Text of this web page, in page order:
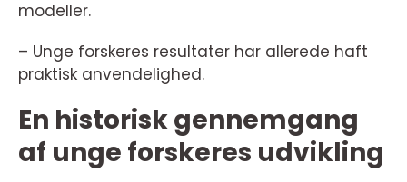
modeller.
– Unge forskeres resultater har allerede haft
praktisk anvendelighed.
En historisk gennemgang
af unge forskeres udvikling